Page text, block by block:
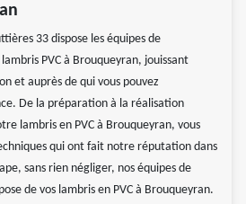
33 dispose les équipes de
PVC à Brouqueyran, jouissant
et auprès de qui vous pouvez
De la préparation à la réalisation
lambris en PVC à Brouqueyran, vous
qui ont fait notre réputation dans
sans rien négliger, nos équipes de
de vos lambris en PVC à Brouqueyran.